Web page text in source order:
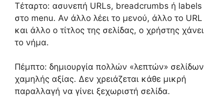
Τέταρτο: ασυνεπή URLs, breadcrumbs ή labels
στο menu. Αν άλλο λέει το μενού, άλλο το URL
και άλλο ο τίτλος της σελίδας, ο χρήστης χάνει
το νήμα.
Πέμπτο: δημιουργία πολλών «λεπτών» σελίδων
χαμηλής αξίας. Δεν χρειάζεται κάθε μικρή
παραλλαγή να γίνει ξεχωριστή σελίδα.